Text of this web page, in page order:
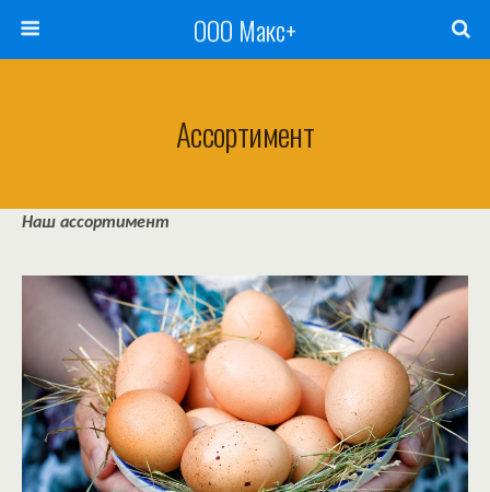
ООО Макс+
Ассортимент
Наш ассортимент